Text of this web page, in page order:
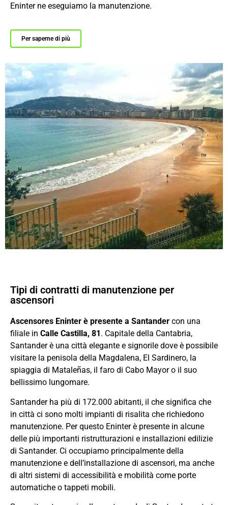
Eninter ne eseguiamo la manutenzione.
Per saperne di più
Tipi di contratti di manutenzione per
ascensori
Ascensores Eninter è presente a Santander con una
filiale in Calle Castilla, 81 . Capitale della Cantabria,
Santander è una città elegante e signorile dove è possibile
visitare la penisola della Magdalena, El Sardinero, la
spiaggia di Mataleñas, il faro di Cabo Mayor o il suo
bellissimo lungomare.
Santander ha più di 172.000 abitanti, il che significa che
in città ci sono molti impianti di risalita che richiedono
manutenzione. Per questo Eninter è presente in alcune
delle più importanti ristrutturazioni e installazioni edilizie
di Santander. Ci occupiamo principalmente della
manutenzione e dell’installazione di ascensori, ma anche
di altri sistemi di accessibilità e mobilità come porte
automatiche o tappeti mobili.